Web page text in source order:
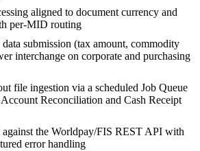
aligned to document currency and
per-MID routing
submission (tax amount, commodity
interchange on corporate and purchasing
file ingestion via a scheduled Job Queue
Reconciliation and Cash Receipt
the Worldpay/FIS REST API with
error handling